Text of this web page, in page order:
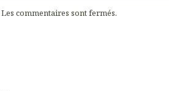
Les commentaires sont fermés.